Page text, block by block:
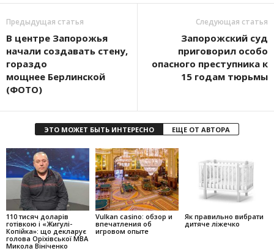
Предыдущая статья
В центре Запорожья
начали создавать стену,
гораздо
мощнее Берлинской
(ФОТО)
Следующая статья
Запорожский суд
приговорил особо
опасного преступника к
15 годам тюрьмы
ЭТО МОЖЕТ БЫТЬ ИНТЕРЕСНО ЕЩЕ ОТ АВТОРА
110 тисяч доларів
готівкою і «Жигулі-
Копійка»: що декларує
голова Оріхівської МВА
Микола Вініченко
Vulkan casino: обзор и
впечатления об
игровом опыте
Як правильно вибрати
дитяче ліжечко